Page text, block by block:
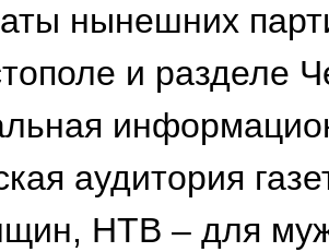
нынешних
и разделе
аудитория
НТВ – для